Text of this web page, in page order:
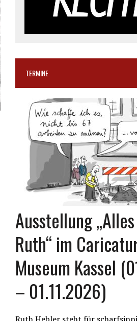
TERMINE
Ausstellung
Ruth“ im
Museum Kassel
– 01.11.2026)
Ruth Hebler steht für